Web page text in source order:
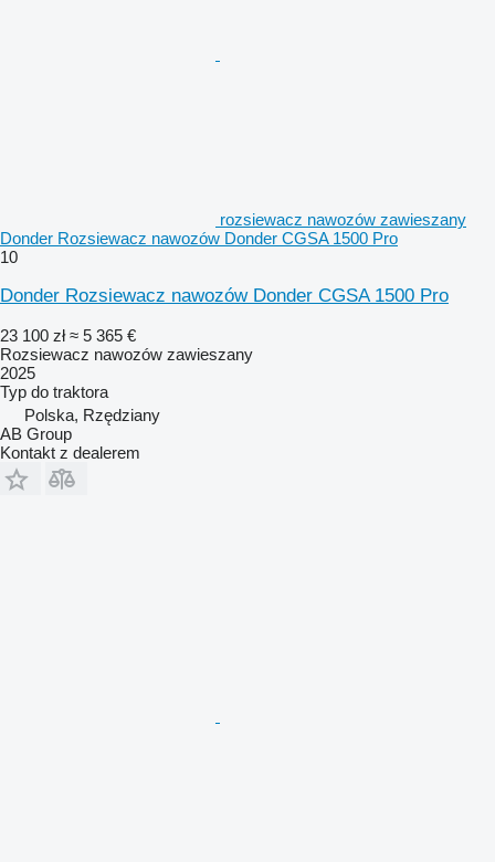
rozsiewacz nawozów zawieszany
Donder Rozsiewacz nawozów Donder CGSA 1500 Pro
10
Donder Rozsiewacz nawozów Donder CGSA 1500 Pro
23 100 zł ≈ 5 365 €
Rozsiewacz nawozów zawieszany
2025
Typ do traktora
Polska, Rzędziany
AB Group
Kontakt z dealerem